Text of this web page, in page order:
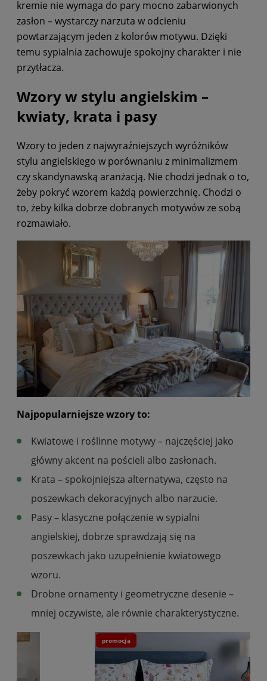
kremie nie wymaga do pary mocno zabarwionych
zasłon – wystarczy narzuta w odcieniu
powtarzającym jeden z kolorów motywu. Dzięki
temu sypialnia zachowuje spokojny charakter i nie
przytłacza.
Wzory w stylu angielskim –
kwiaty, krata i pasy
Wzory to jeden z najwyraźniejszych wyróżników
stylu angielskiego w porównaniu z minimalizmem
czy skandynawską aranżacją. Nie chodzi jednak o to,
żeby pokryć wzorem każdą powierzchnię. Chodzi o
to, żeby kilka dobrze dobranych motywów ze sobą
rozmawiało.
Najpopularniejsze wzory to:
Kwiatowe i roślinne motywy – najczęściej jako
główny akcent na pościeli albo zasłonach.
Krata – spokojniejsza alternatywa, często na
poszewkach dekoracyjnych albo narzucie.
Pasy – klasyczne połączenie w sypialni
angielskiej, dobrze sprawdzają się na
poszewkach jako uzupełnienie kwiatowego
wzoru.
Drobne ornamenty i geometryczne desenie –
mniej oczywiste, ale równie charakterystyczne.
promocja